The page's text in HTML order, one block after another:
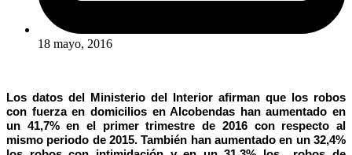
18 mayo, 2016
Los datos del Ministerio del Interior afirman que los robos
con fuerza en domicilios en Alcobendas han aumentado en
un 41,7% en el primer trimestre de 2016 con respecto al
mismo periodo de 2015. También han aumentado en un 32,4%